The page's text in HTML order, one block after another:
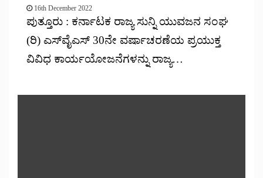
16th December 2022
ಪುತ್ತೂರು : ಕರ್ನಾಟಕ ರಾಜ್ಯ ಸುನ್ನಿ ಯುವಜನ ಸಂಘ
(ರಿ) ಎಸ್‌ವೈಎಸ್ 30ನೇ ವರ್ಷಾಚರಣೆಯ ಪ್ರಯುಕ್ತ
ವಿವಿಧ ಕಾರ್ಯಯೋಜನೆಗಳನ್ನು ರಾಜ್ಯ…